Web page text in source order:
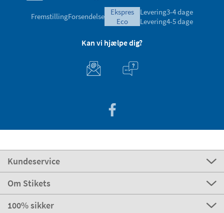
FremstillingForsendelse
ekspres
eco
Levering3-4 dage
Levering4-5 dage
Kan vi hjælpe dig?
Kundeservice
Om Stikets
100% sikker